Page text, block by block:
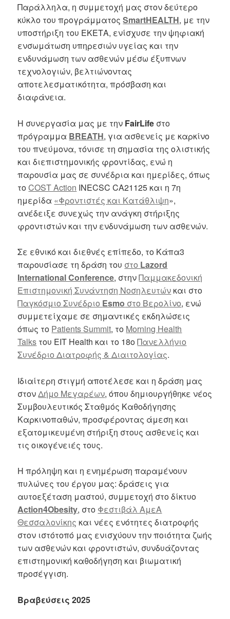
Παράλληλα, η συμμετοχή μας στον δεύτερο
κύκλο του προγράμματοςSmartHEALTH, με την
υποστήριξη του ΕΚΕΤΑ, ενίσχυσε την ψηφιακή
ενσωμάτωση υπηρεσιών υγείας και την
ενδυνάμωση των ασθενών μέσω έξυπνων
τεχνολογιών, βελτιώνοντας
αποτελεσματικότητα, πρόσβαση και
διαφάνεια.
Η συνεργασία μας με την FairLife στο
πρόγραμμα BREATH, για ασθενείς με καρκίνο
του πνεύμονα, τόνισε τη σημασία της ολιστικής
και διεπιστημονικής φροντίδας, ενώ η
παρουσία μας σε συνέδρια και ημερίδες, όπως
τοCOST Action INECSC CA21125 και η 7η
ημερίδα «Φροντιστές και Κατάθλιψη»,
ανέδειξε συνεχώς την ανάγκη στήριξης
φροντιστών και την ενδυνάμωση των ασθενών.
Σε εθνικό και διεθνές επίπεδο, το Κάπα3
παρουσίασε τη δράση του στο Lazord
International Conference, στηνΠαμμακεδονική
Επιστημονική Συνάντηση Νοσηλευτών και στο
Παγκόσμιο Συνέδριο Esmo στο Βερολίνο, ενώ
συμμετείχαμε σε σημαντικές εκδηλώσεις
όπως το Patients Summit, το Morning Health
Talks του EIT Health και το 18οΠανελλήνιο
Συνέδριο Διατροφής & Διαιτολογίας.
Ιδιαίτερη στιγμή αποτέλεσε και η δράση μας
στονΔήμο Μεγαρέων, όπου δημιουργήθηκε νέος
Συμβουλευτικός Σταθμός Καθοδήγησης
Καρκινοπαθών, προσφέροντας άμεση και
εξατομικευμένη στήριξη στους ασθενείς και
τις οικογένειές τους.
Η πρόληψη και η ενημέρωση παραμένουν
πυλώνες του έργου μας: δράσεις για
αυτοεξέταση μαστού, συμμετοχή στο δίκτυο
Action4Obesity, στο Φεστιβάλ ΑμεΑ
Θεσσαλονίκης και νέες ενότητες διατροφής
στον ιστότοπό μας ενισχύουν την ποιότητα ζωής
των ασθενών και φροντιστών, συνδυάζοντας
επιστημονική καθοδήγηση και βιωματική
προσέγγιση.
Βραβεύσεις 2025